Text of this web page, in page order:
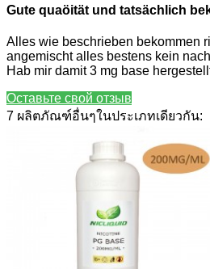
Gute quaöität und tatsächlich
Alles wie beschrieben bekommen
angemischt alles bestens kein
Hab mir damit 3 mg base
Оставьте свой отзыв
7 ผลิตภัณฑ์อื่นๆในประเภทเดียวกัน: